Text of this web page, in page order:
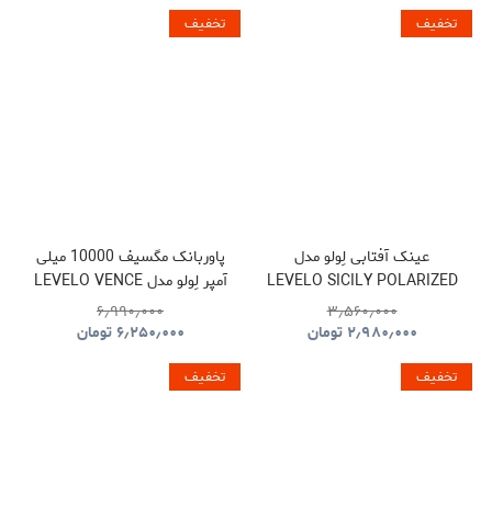
تخفیف
عینک آفتابی لِولو مدل
LEVELO SICILY POLARIZED
SUNGLASSES
۳٫۵۶۰٫۰۰۰
۲٫۹۸۰٫۰۰۰ تومان
تخفیف
پاوربانک مگسیف 10000 میلی
آمپر لِولو مدل LEVELO VENCE
POWER BANK
۶٫۹۹۰٫۰۰۰
۶٫۲۵۰٫۰۰۰تومان
تخفیف تخفیف